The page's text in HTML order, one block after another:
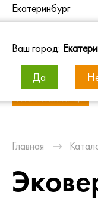
Екатеринбург
Ваш город:
Да
Экономим
Главная